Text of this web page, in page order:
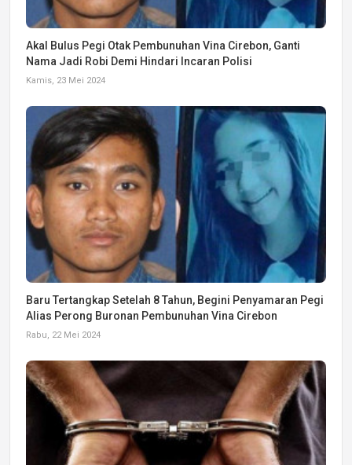
Akal Bulus Pegi Otak Pembunuhan Vina Cirebon, Ganti
Nama Jadi Robi Demi Hindari Incaran Polisi
Kamis, 23 Mei 2024
Baru Tertangkap Setelah 8 Tahun, Begini Penyamaran Pegi
Alias Perong Buronan Pembunuhan Vina Cirebon
Rabu, 22 Mei 2024